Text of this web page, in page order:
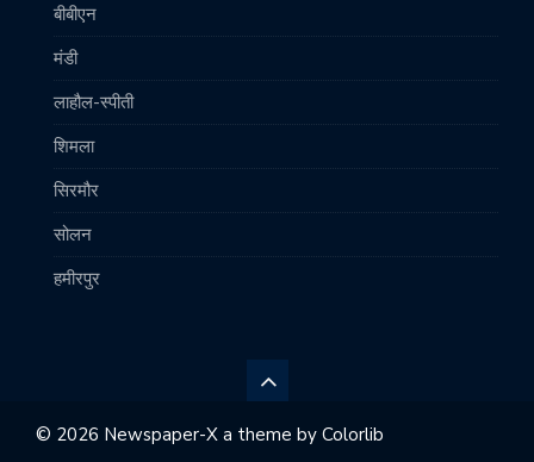
बीबीएन
मंडी
लाहौल-स्पीती
शिमला
सिरमौर
सोलन
हमीरपुर
© 2026 Newspaper-X a theme by Colorlib